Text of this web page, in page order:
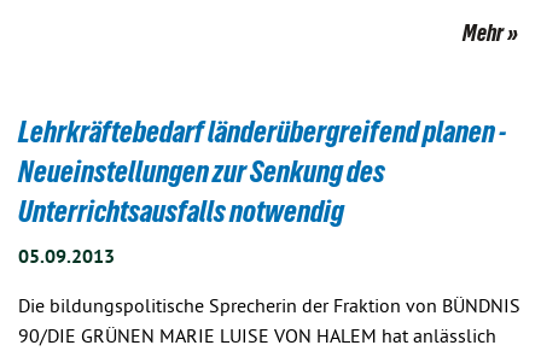
Mehr
Lehrkräftebedarf länderübergreifend planen -
Neueinstellungen zur Senkung des
Unterrichtsausfalls notwendig
05.09.2013
Die bildungspolitische Sprecherin der Fraktion von BÜNDNIS
90/DIE GRÜNEN MARIE LUISE VON HALEM hat anlässlich